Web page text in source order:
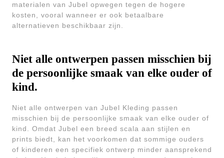
materialen van Jubel opwegen tegen de hogere
kosten, vooral wanneer er ook betaalbare
alternatieven beschikbaar zijn.
Niet alle ontwerpen passen misschien bij
de persoonlijke smaak van elke ouder of
kind.
Niet alle ontwerpen van Jubel Kleding passen
misschien bij de persoonlijke smaak van elke ouder of
kind. Omdat Jubel een breed scala aan stijlen en
prints biedt, kan het voorkomen dat sommige ouders
of kinderen een specifiek ontwerp minder aansprekend